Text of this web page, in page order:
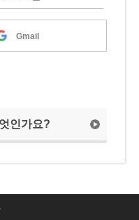
Gmail
인가요?